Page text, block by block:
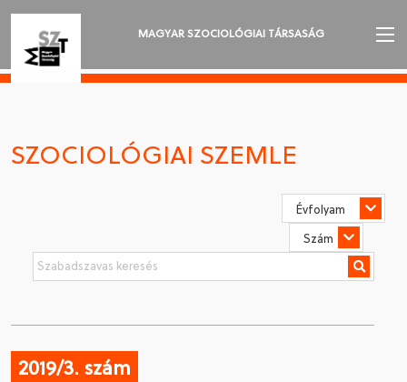
MAGYAR SZOCIOLÓGIAI TÁRSASÁG
SZOCIOLÓGIAI SZEMLE
SZOCIOLÓGIAI SZEMLE
2019/3. szám